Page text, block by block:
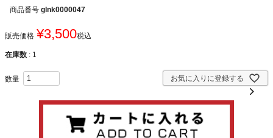
商品番号 glnk0000047
販売価格 ¥3,500税込
在庫数 1
お気に入りに登録する